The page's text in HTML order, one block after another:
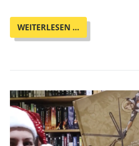
WEITERLESEN …
ENTSCHLEUNIGT